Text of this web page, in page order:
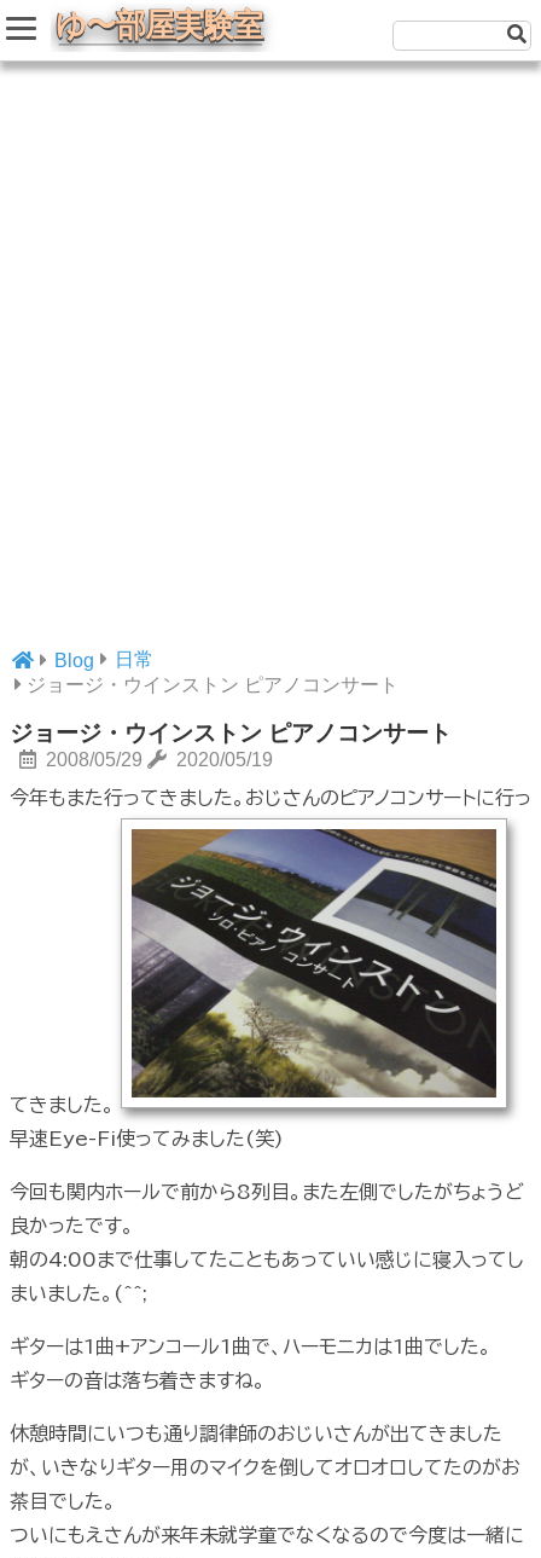
Blog
日常
ジョージ・ウインストン ピアノコンサート
ジョージ・ウインストン ピアノコンサート
2008/05/29 2020/05/19
今年もまた行ってきました。おじさんのピアノコンサートに行っ
てきました。
早速Eye-Fi使ってみました(笑)
今回も関内ホールで前から8列目。また左側でしたがちょうど
良かったです。
朝の4:00まで仕事してたこともあっていい感じに寝入ってし
まいました。(^^;
ギターは1曲+アンコール1曲で、ハーモニカは1曲でした。
ギターの音は落ち着きますね。
休憩時間にいつも通り調律師のおじいさんが出てきました
が、いきなりギター用のマイクを倒してオロオロしてたのがお
茶目でした。
ついにもえさんが来年未就学童でなくなるので今度は一緒に